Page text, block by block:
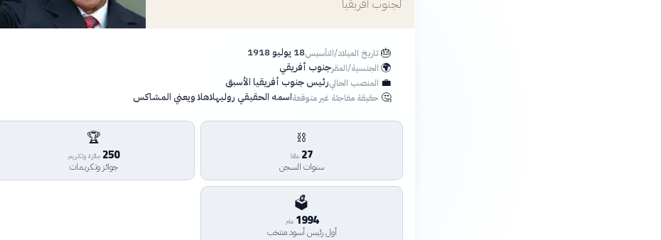
لجنوب أفريقيا
🎂تاريخ الميلاد/التأسيس18 يوليو 1918
🌍 الجنسية/المقرجنوب أفريقي
💼 المنصب الحاليرئيس جنوب أفريقيا الأسبق
🤔 حقيقة مفاجئة غير متوقعةاسمه الحقيقي روليهلاهلا ويعني المشاكس
⛓️
27 عامًا
سنوات السجن
🏆
250 جائزة وتكريم
جوائز وتكريمات
🗳️
1994 عام
أول رئيس أسود منتخب